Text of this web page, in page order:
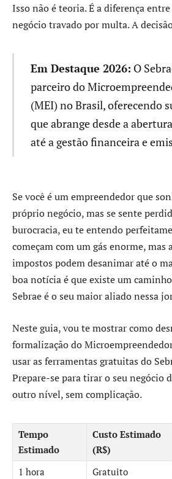
Isso não é teoria. É a diferença
negócio travado por multa. A
Em Destaque 2026: O
parceiro do
(MEI) no Brasil, oferecendo
que abrange desde a
até a gestão financeira e
Se você é um empreendedor que
próprio negócio, mas se sente
burocracia, eu te entendo
começam com um gás enorme, mas
impostos podem desanimar até o
boa notícia é que existe um
Sebrae é o seu maior aliado nessa
Neste guia, vou te mostrar como
formalização do
usar as ferramentas gratuitas do
Prepare-se para tirar o seu negócio
outro nível, sem complicação.
Tempo
Estimado
Custo Estimado
(R$)
1 hora
Gratuito